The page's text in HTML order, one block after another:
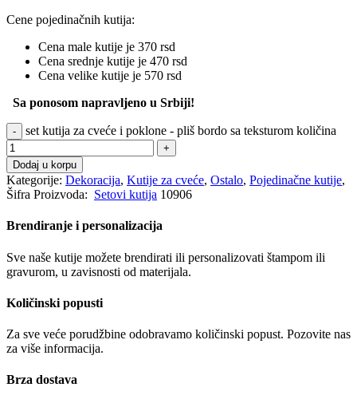
Cene pojedinačnih kutija:
Cena male kutije je 370 rsd
Cena srednje kutije je 470 rsd
Cena velike kutije je 570 rsd
Sa ponosom napravljeno u Srbiji!
set kutija za cveće i poklone - pliš bordo sa teksturom količina
Dodaj u korpu
Kategorije: Dekoracija, Kutije za cveće, Ostalo, Pojedinačne kutije,
Setovi kutija
Šifra Proizvoda: 10906
Brendiranje i personalizacija
Sve naše kutije možete brendirati ili personalizovati štampom ili
gravurom, u zavisnosti od materijala.
Količinski popusti
Za sve veće porudžbine odobravamo količinski popust. Pozovite nas
za više informacija.
Brza dostava